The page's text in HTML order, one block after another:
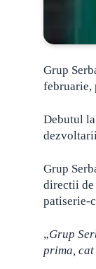
Grup
februarie,
Debutul
Grup
directii de
patiserie-
„Grup
prima,